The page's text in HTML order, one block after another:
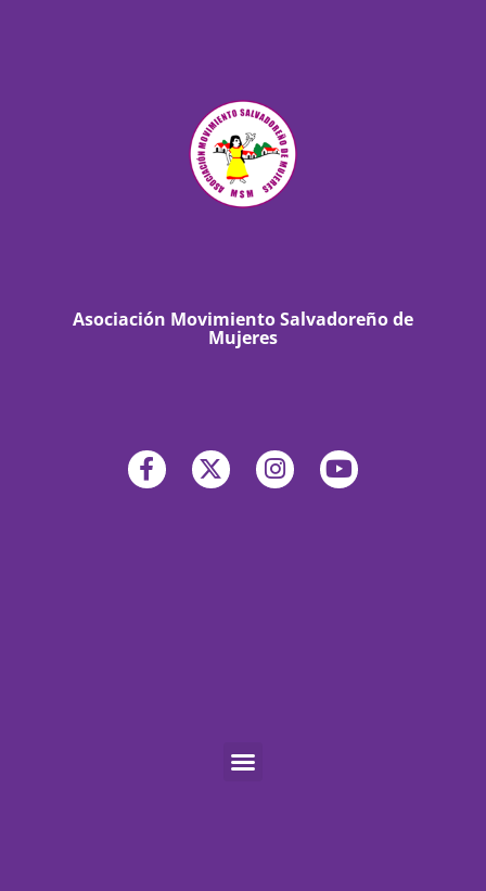
Asociación Movimiento Salvadoreño de
Mujeres